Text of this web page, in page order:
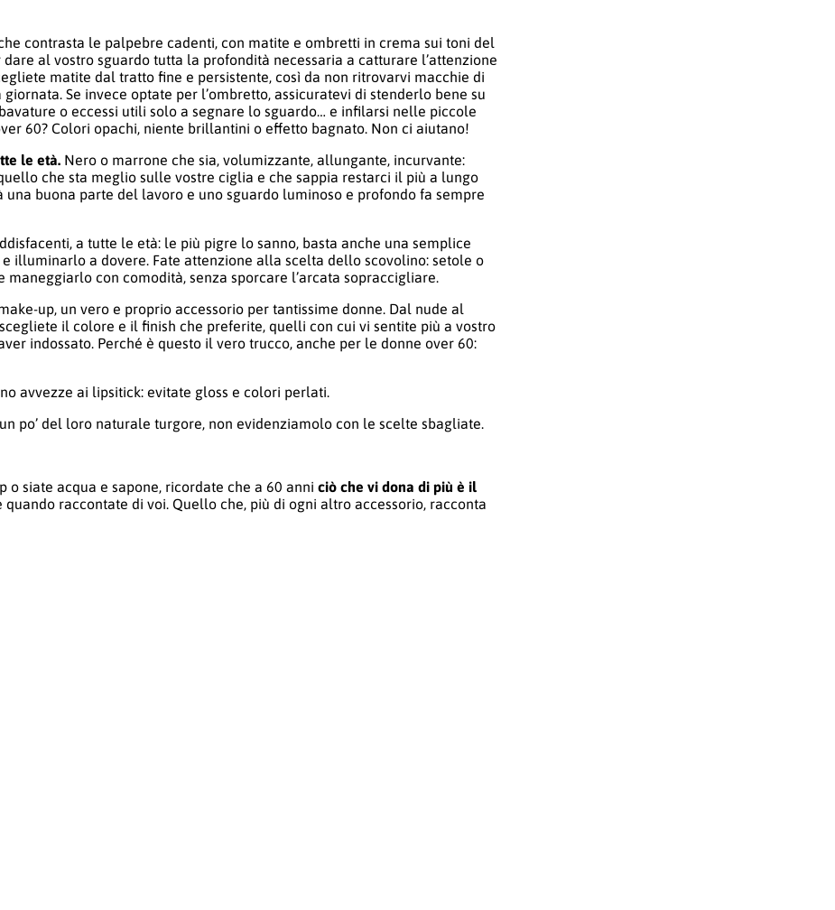
contrasta le palpebre cadenti, con matite e ombretti in crema sui toni del
al vostro sguardo tutta la profondità necessaria a catturare l’attenzione
matite dal tratto fine e persistente, così da non ritrovarvi macchie di
Se invece optate per l’ombretto, assicuratevi di stenderlo bene su
o eccessi utili solo a segnare lo sguardo… e infilarsi nelle piccole
60? Colori opachi, niente brillantini o effetto bagnato. Non ci aiutano!
le età. Nero o marrone che sia, volumizzante, allungante, incurvante:
che sta meglio sulle vostre ciglia e che sappia restarci il più a lungo
una buona parte del lavoro e uno sguardo luminoso e profondo fa sempre
a tutte le età: le più pigre lo sanno, basta anche una semplice
illuminarlo a dovere. Fate attenzione alla scelta dello scovolino: setole o
maneggiarlo con comodità, senza sporcare l’arcata sopraccigliare.
up, un vero e proprio accessorio per tantissime donne. Dal nude al
il colore e il finish che preferite, quelli con cui vi sentite più a vostro
indossato. Perché è questo il vero trucco, anche per le donne over 60:
avvezze ai lipsitick: evitate gloss e colori perlati.
po’ del loro naturale turgore, non evidenziamolo con le scelte sbagliate.
o siate acqua e sapone, ricordate che a 60 anni ciò che vi dona di più è il
quando raccontate di voi. Quello che, più di ogni altro accessorio, racconta